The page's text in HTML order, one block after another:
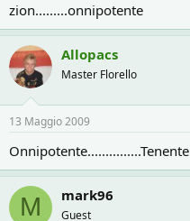
zion.........onnipotente
Allopacs
Master Florello
13 Maggio 2009
Onnipotente...............Tenente
M mark96
Guest